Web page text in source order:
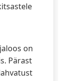
on
Pärast